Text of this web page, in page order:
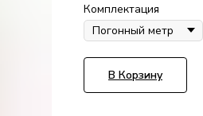
Комплектация
В Корзину